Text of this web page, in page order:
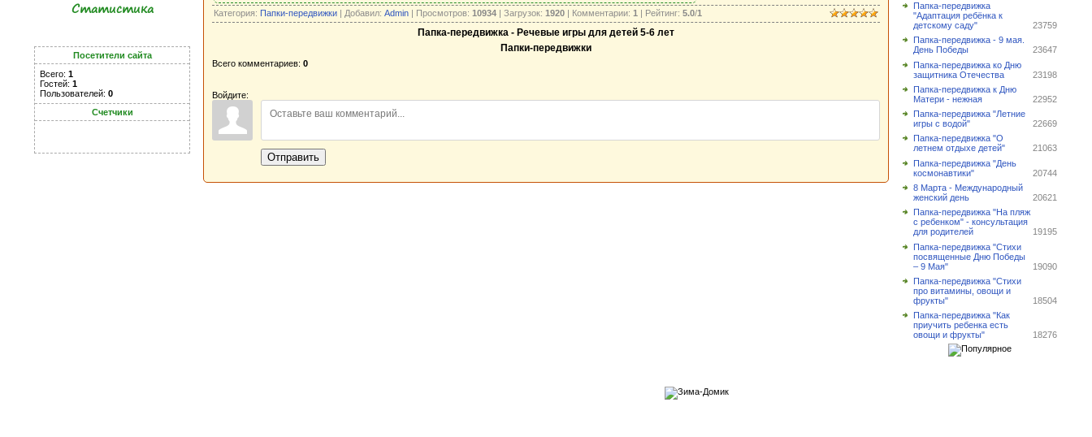
Статистика
Посетители сайта
Всего: 1
Гостей: 1
Пользователей: 0
Счетчики
Категория: Папки-передвижки | Добавил: Admin | Просмотров: 10934 | Загрузок: 1920 | Комментарии: 1 | Рейтинг: 5.0/1
Папка-передвижка - Речевые игры для детей 5-6 лет
Папки-передвижки
Всего комментариев: 0
Войдите:
Отправить
Папка-передвижка
"Адаптация ребёнка к
детскому саду"
23759
Папка-передвижка - 9 мая.
День Победы
23647
Папка-передвижка ко Дню
защитника Отечества
23198
Папка-передвижка к Дню
Матери - нежная
22952
Папка-передвижка "Летние
игры с водой"
22669
Папка-передвижка "О
летнем отдыхе детей"
21063
Папка-передвижка "День
космонавтики"
20744
8 Марта - Международный
женский день
20621
Папка-передвижка "На пляж
с ребенком" - консультация
для родителей
19195
Папка-передвижка "Стихи
посвященные Дню Победы
– 9 Мая"
19090
Папка-передвижка "Стихи
про витамины, овощи и
фрукты"
18504
Папка-передвижка "Как
приучить ребенка есть
овощи и фрукты"
18276